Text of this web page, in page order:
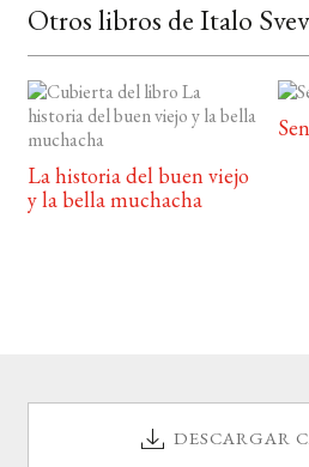
Otros libros de Italo
La historia del buen viejo
y la bella muchacha
DESCARGAR